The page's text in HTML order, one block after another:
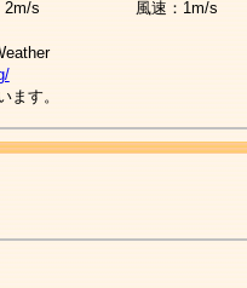
2m/s
風速：1m/s
ます。